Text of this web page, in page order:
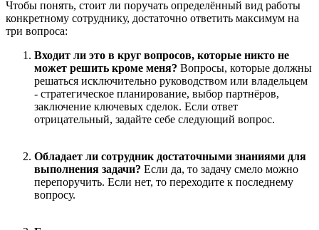
Чтобы понять, стоит ли поручать определённый вид работы
конкретному сотруднику, достаточно ответить максимум на
три вопроса:
Входит ли это в круг вопросов, которые никто не
может решить кроме меня? Вопросы, которые должны
решаться исключительно руководством или владельцем
- стратегическое планирование, выбор партнёров,
заключение ключевых сделок. Если ответ
отрицательный, задайте себе следующий вопрос.
Обладает ли сотрудник достаточными знаниями для
выполнения задачи? Если да, то задачу смело можно
перепоручить. Если нет, то переходите к последнему
вопросу.